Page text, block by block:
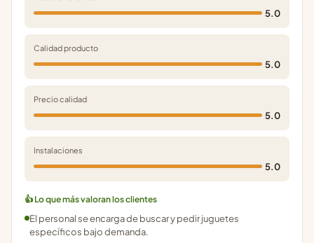
5.0
Calidad producto
5.0
Precio calidad
5.0
Instalaciones
5.0
👍 Lo que más valoran los clientes
El personal se encarga de buscar y pedir juguetes
específicos bajo demanda.